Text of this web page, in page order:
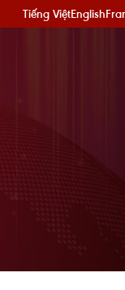
Tiếng ViệtEnglish